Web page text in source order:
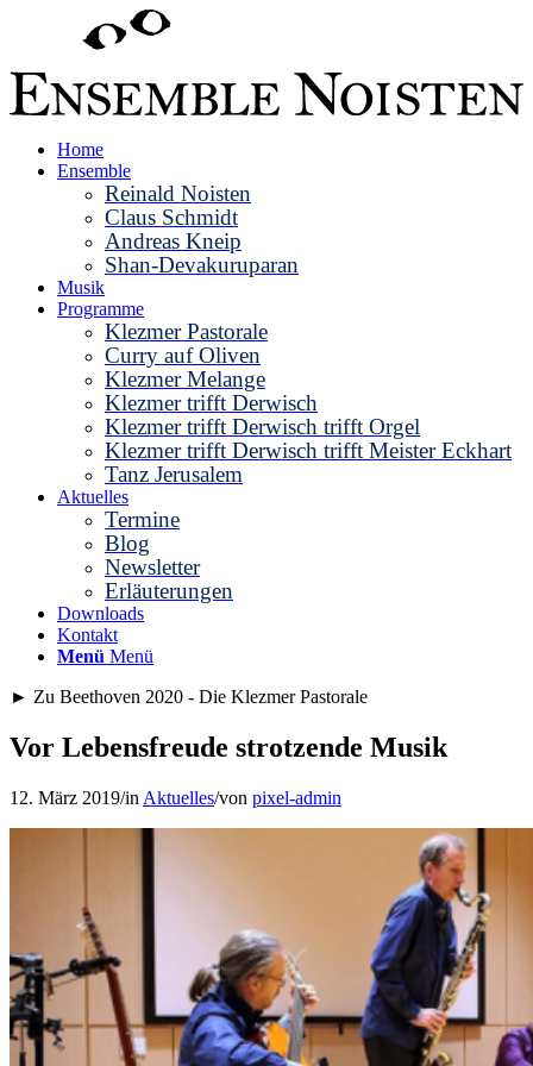
Home
Ensemble
Reinald Noisten
Claus Schmidt
Andreas Kneip
Shan-Devakuruparan
Musik
Programme
Klezmer Pastorale
Curry auf Oliven
Klezmer Melange
Klezmer trifft Derwisch
Klezmer trifft Derwisch trifft Orgel
Klezmer trifft Derwisch trifft Meister Eckhart
Tanz Jerusalem
Aktuelles
Termine
Blog
Newsletter
Erläuterungen
Downloads
Kontakt
Menü Menü
► Zu Beethoven 2020 - Die Klezmer Pastorale
Vor Lebensfreude strotzende Musik
12. März 2019/in Aktuelles/von pixel-admin